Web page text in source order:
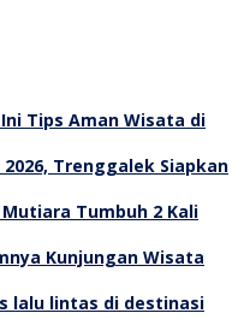
Tips Aman Wisata di
Trenggalek Siapkan
Tumbuh 2 Kali
Kunjungan Wisata